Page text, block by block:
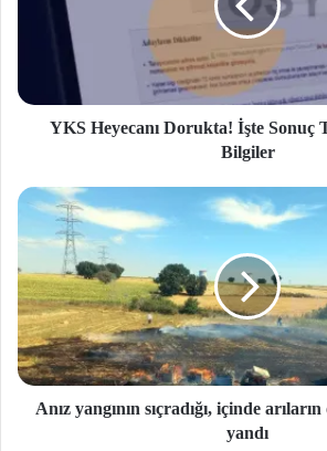
YKS Heyecanı Dorukta! İşte Sonuç
Bilgiler
Anız yangının sıçradığı, içinde
yandı